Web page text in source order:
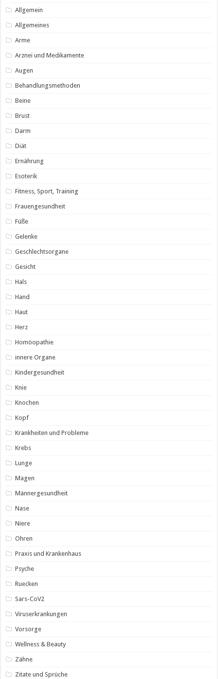
Allgemein
Allgemeines
Arme
Arznei und Medikamente
Augen
Behandlungsmethoden
Beine
Brust
Darm
Diät
Ernährung
Esoterik
Fitness, Sport, Training
Frauengesundheit
Füße
Gelenke
Geschlechtsorgane
Gesicht
Hals
Hand
Haut
Herz
Homöopathie
innere Organe
Kindergesundheit
Knie
Knochen
Kopf
Krankheiten und Probleme
Krebs
Lunge
Magen
Männergesundheit
Nase
Niere
Ohren
Praxis und Krankenhaus
Psyche
Ruecken
Sars-CoV2
Viruserkrankungen
Vorsorge
Wellness & Beauty
Zähne
Zitate und Sprüche